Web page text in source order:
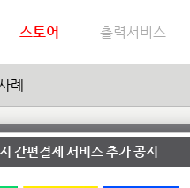
스토어 출력서비스
례
간편결제 서비스 추가 공지